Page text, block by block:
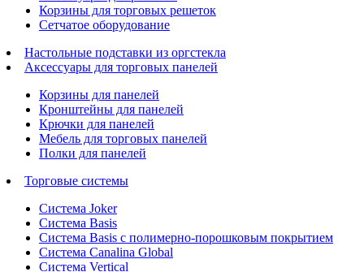
Корзины для торговых решеток
Сетчатое оборудование
Настольные подставки из оргстекла
Аксессуары для торговых панелей
Корзины для панелей
Кронштейны для панелей
Крючки для панелей
Мебель для торговых панелей
Полки для панелей
Торговые системы
Система Joker
Система Basis
Система Basis с полимерно-порошковым покрытием
Система Canalina Global
Система Vertical